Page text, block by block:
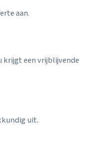
aan.
krijgt een vrijblijvende
uit.